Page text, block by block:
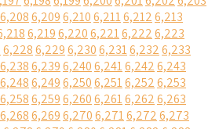
6,2086,2096,2106,2116,2126,213
6,2196,2206,2216,2226,223
6,2286,2296,2306,2316,2326,233
6,2386,2396,2406,2416,2426,243
6,2486,2496,2506,2516,2526,253
6,2586,2596,2606,2616,2626,263
6,2686,2696,2706,2716,2726,273